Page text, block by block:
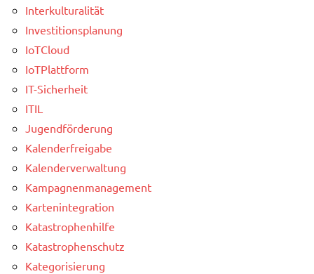
Interkulturalität
Investitionsplanung
IoTCloud
IoTPlattform
IT-Sicherheit
ITIL
Jugendförderung
Kalenderfreigabe
Kalenderverwaltung
Kampagnenmanagement
Kartenintegration
Katastrophenhilfe
Katastrophenschutz
Kategorisierung